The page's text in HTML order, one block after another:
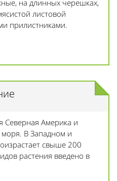
на длинных черешках,
листовой
прилистниками.
Северная Америка и
В Западном и
свыше 200
растения введено в